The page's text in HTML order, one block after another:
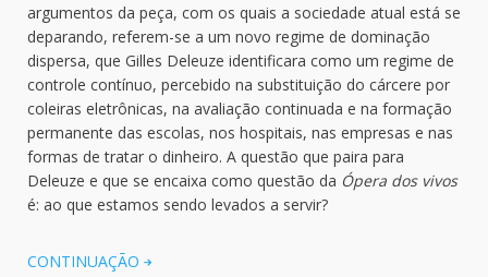
argumentos da peça, com os quais a sociedade atual está se
deparando, referem-se a um novo regime de dominação
dispersa, que Gilles Deleuze identificara como um regime de
controle contínuo, percebido na substituição do cárcere por
coleiras eletrônicas, na avaliação continuada e na formação
permanente das escolas, nos hospitais, nas empresas e nas
formas de tratar o dinheiro. A questão que paira para
Deleuze e que se encaixa como questão da Ópera dos vivos
é: ao que estamos sendo levados a servir?
CONTINUAÇÃO